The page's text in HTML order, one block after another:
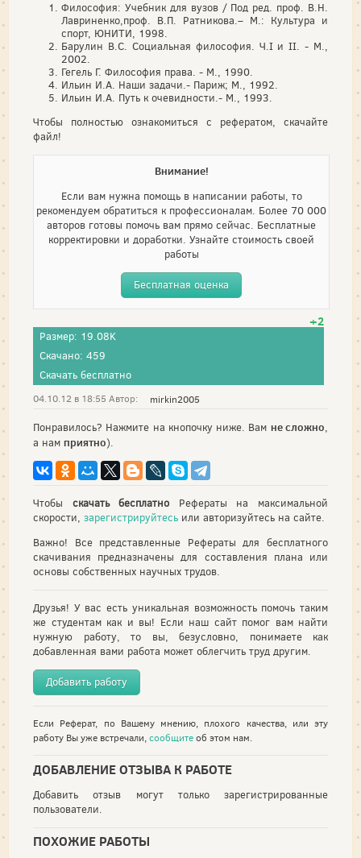
Философия: Учебник для вузов / Под ред. проф. В.Н.
Лавриненко,проф. В.П. Ратникова.– М.: Культура и
спорт, ЮНИТИ, 1998.
Барулин В.С. Социальная философия. Ч.I и II. - М.,
2002.
Гегель Г. Философия права. - М., 1990.
Ильин И.А. Наши задачи.- Париж; М., 1992.
Ильин И.А. Путь к очевидности.- М., 1993.
Чтобы полностью ознакомиться с рефератом, скачайте
файл!
Внимание!
Если вам нужна помощь в написании работы, то
рекомендуем обратиться к профессионалам. Более 70 000
авторов готовы помочь вам прямо сейчас. Бесплатные
корректировки и доработки. Узнайте стоимость своей
работы
Бесплатная оценка
+2
Размер: 19.08K
Скачано: 459
Скачать бесплатно
04.10.12 в 18:55 Автор: mirkin2005
Понравилось? Нажмите на кнопочку ниже. Вам не сложно,
а нам приятно).
Чтобы скачать бесплатно Рефераты на максимальной
скорости, зарегистрируйтесь или авторизуйтесь на сайте.
Важно! Все представленные Рефераты для бесплатного
скачивания предназначены для составления плана или
основы собственных научных трудов.
Друзья! У вас есть уникальная возможность помочь таким
же студентам как и вы! Если наш сайт помог вам найти
нужную работу, то вы, безусловно, понимаете как
добавленная вами работа может облегчить труд другим.
Добавить работу
Если Реферат, по Вашему мнению, плохого качества, или эту
работу Вы уже встречали,сообщитеоб этом нам.
ДОБАВЛЕНИЕ ОТЗЫВА К РАБОТЕ
Добавить отзыв могут только зарегистрированные
пользователи.
ПОХОЖИЕ РАБОТЫ